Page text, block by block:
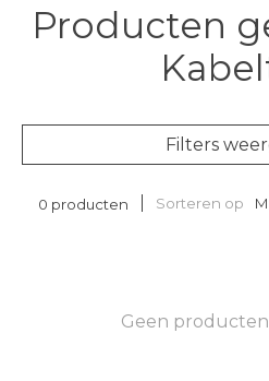
Producten
Filters
0 producten Sorteren op
Geen